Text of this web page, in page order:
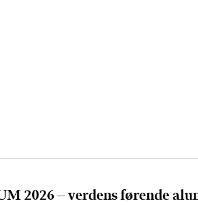
2026 – verdens førende